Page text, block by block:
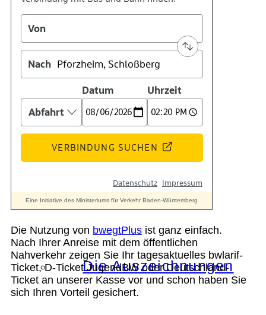
Kontakt
Kino
Das Team
Die Auszeichnungen
Die Nutzung von bwegtPlus ist ganz einfach.
Nach Ihrer Anreise mit dem öffentlichen
Nahverkehr zeigen Sie Ihr tagesaktuelles bwlarif-
Ticket, D-Ticket JugendBW oder Deutschland-
Ticket an unserer Kasse vor und schon haben Sie
sich Ihren Vorteil gesichert.